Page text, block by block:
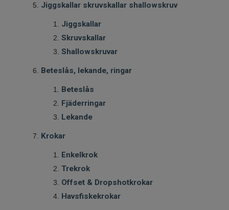
Jiggskallar skruvskallar shallowskruv
Jiggskallar
Skruvskallar
Shallowskruvar
Beteslås, lekande, ringar
Beteslås
Fjäderringar
Lekande
Krokar
Enkelkrok
Trekrok
Offset & Dropshotkrokar
Havsfiskekrokar